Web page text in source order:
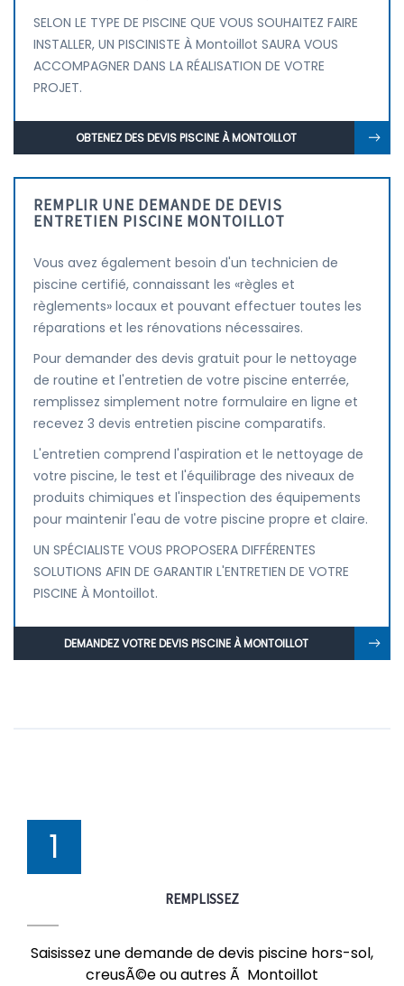
SELON LE TYPE DE PISCINE QUE VOUS SOUHAITEZ FAIRE
INSTALLER, UN PISCINISTE À Montoillot SAURA VOUS
ACCOMPAGNER DANS LA RÉALISATION DE VOTRE
PROJET.
OBTENEZ DES DEVIS PISCINE À MONTOILLOT
REMPLIR UNE DEMANDE DE DEVIS
ENTRETIEN PISCINE MONTOILLOT
Vous avez également besoin d'un technicien de
piscine certifié, connaissant les «règles et
règlements» locaux et pouvant effectuer toutes les
réparations et les rénovations nécessaires.
Pour demander des devis gratuit pour le nettoyage
de routine et l'entretien de votre piscine enterrée,
remplissez simplement notre formulaire en ligne et
recevez 3 devis entretien piscine comparatifs.
L'entretien comprend l'aspiration et le nettoyage de
votre piscine, le test et l'équilibrage des niveaux de
produits chimiques et l'inspection des équipements
pour maintenir l'eau de votre piscine propre et claire.
UN SPÉCIALISTE VOUS PROPOSERA DIFFÉRENTES
SOLUTIONS AFIN DE GARANTIR L'ENTRETIEN DE VOTRE
PISCINE À Montoillot.
DEMANDEZ VOTRE DEVIS PISCINE À MONTOILLOT
1
REMPLISSEZ
Saisissez une demande de devis piscine hors-sol,
creusÃ©e ou autres Ã Montoillot